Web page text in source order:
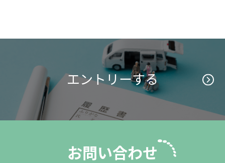
エントリーする
お問い合わせ